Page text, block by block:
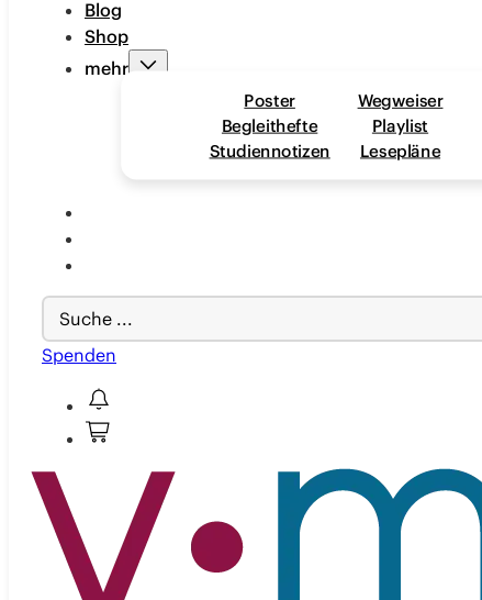
Blog
Shop
mehr
Poster
Begleithefte
Studiennotizen
Wegweiser
Playlist
Lesepläne
Search
...
Spenden